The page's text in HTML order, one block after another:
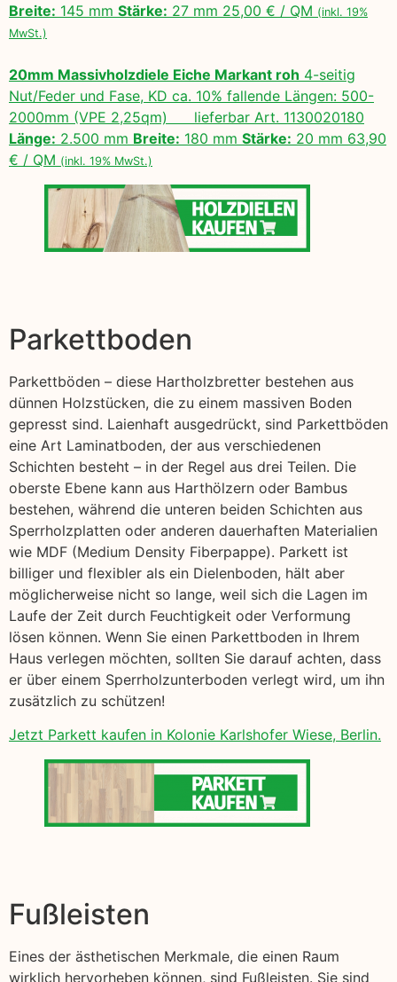
Breite: 145 mm Stärke: 27 mm 25,00 € / QM (inkl. 19%
MwSt.)
20mm Massivholzdiele Eiche Markant roh 4-seitig
Nut/Feder und Fase, KD ca. 10% fallende Längen: 500-
2000mm (VPE 2,25qm) lieferbar Art. 1130020180
Länge: 2.500 mm Breite: 180 mm Stärke: 20 mm 63,90
€ / QM (inkl. 19% MwSt.)
Parkettboden
Parkettböden – diese Hartholzbretter bestehen aus
dünnen Holzstücken, die zu einem massiven Boden
gepresst sind. Laienhaft ausgedrückt, sind Parkettböden
eine Art Laminatboden, der aus verschiedenen
Schichten besteht – in der Regel aus drei Teilen. Die
oberste Ebene kann aus Harthölzern oder Bambus
bestehen, während die unteren beiden Schichten aus
Sperrholzplatten oder anderen dauerhaften Materialien
wie MDF (Medium Density Fiberpappe). Parkett ist
billiger und flexibler als ein Dielenboden, hält aber
möglicherweise nicht so lange, weil sich die Lagen im
Laufe der Zeit durch Feuchtigkeit oder Verformung
lösen können. Wenn Sie einen Parkettboden in Ihrem
Haus verlegen möchten, sollten Sie darauf achten, dass
er über einem Sperrholzunterboden verlegt wird, um ihn
zusätzlich zu schützen!
Jetzt Parkett kaufen in Kolonie Karlshofer Wiese, Berlin.
Fußleisten
Eines der ästhetischen Merkmale, die einen Raum
wirklich hervorheben können, sind Fußleisten. Sie sind